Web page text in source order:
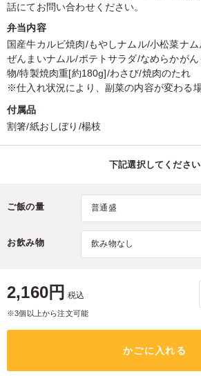
話にてお問い合わせください。
弁当内容
国産牛カルビ焼肉/もやしナムル/小松菜ナ
ぜんまいナムル/ポテトサラダ/なめらかが
物/特製焼肉重[約180g]/わさび/焼肉のたれ
※仕入れ状況により、副菜の内容が変わる
付属品
割箸/紙おしぼり/楊枝
下記選択してください
ご飯の量
お飲み物
2,160円 税込
※3個以上から注文可能
かごに入れる